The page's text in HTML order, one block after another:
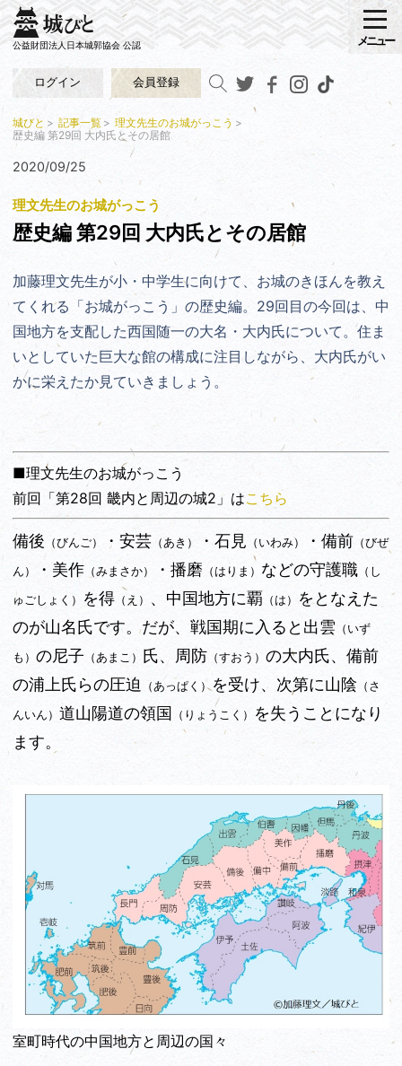
公益財団法人日本城郭協会 公認
ログイン 会員登録
メニュー
城びと 記事一覧
理文先生のお城がっこう
歴史編 第29回 大内氏とその居館
2020/09/25
理文先生のお城がっこう
歴史編 第29回 大内氏とその居館
加藤理文先生が小・中学生に向けて、お城のきほんを教え
てくれる「お城がっこう」の歴史編。29回目の今回は、中
国地方を支配した西国随一の大名・大内氏について。住ま
いとしていた巨大な館の構成に注目しながら、 大内氏がい
かに栄えたか見ていきましょう。
■理文先生のお城がっこう
前回「第28回 畿内と周辺の城2」はこちら
備後 （びんご） ・安芸 （あき） ・石見 （いわみ） ・備前 （びぜ
ん）
・美作 （みまさか） ・播磨 （はりま） などの守護職 （し
ゅごしょく）
を得 （え） 、中国地方に覇 （は）
をとなえた
のが山名氏です。だが、戦国期に入ると出雲 （いず
も） の尼子 （あまこ） 氏、周防 （すおう） の大内氏、備前
の浦上氏らの圧迫
（あっぱく） を受け、次第に山陰 （さ
んいん） 道山陽道の領国 （りょうこく）
を失うことになり
ます。
室町時代の中国地方と周辺の国々